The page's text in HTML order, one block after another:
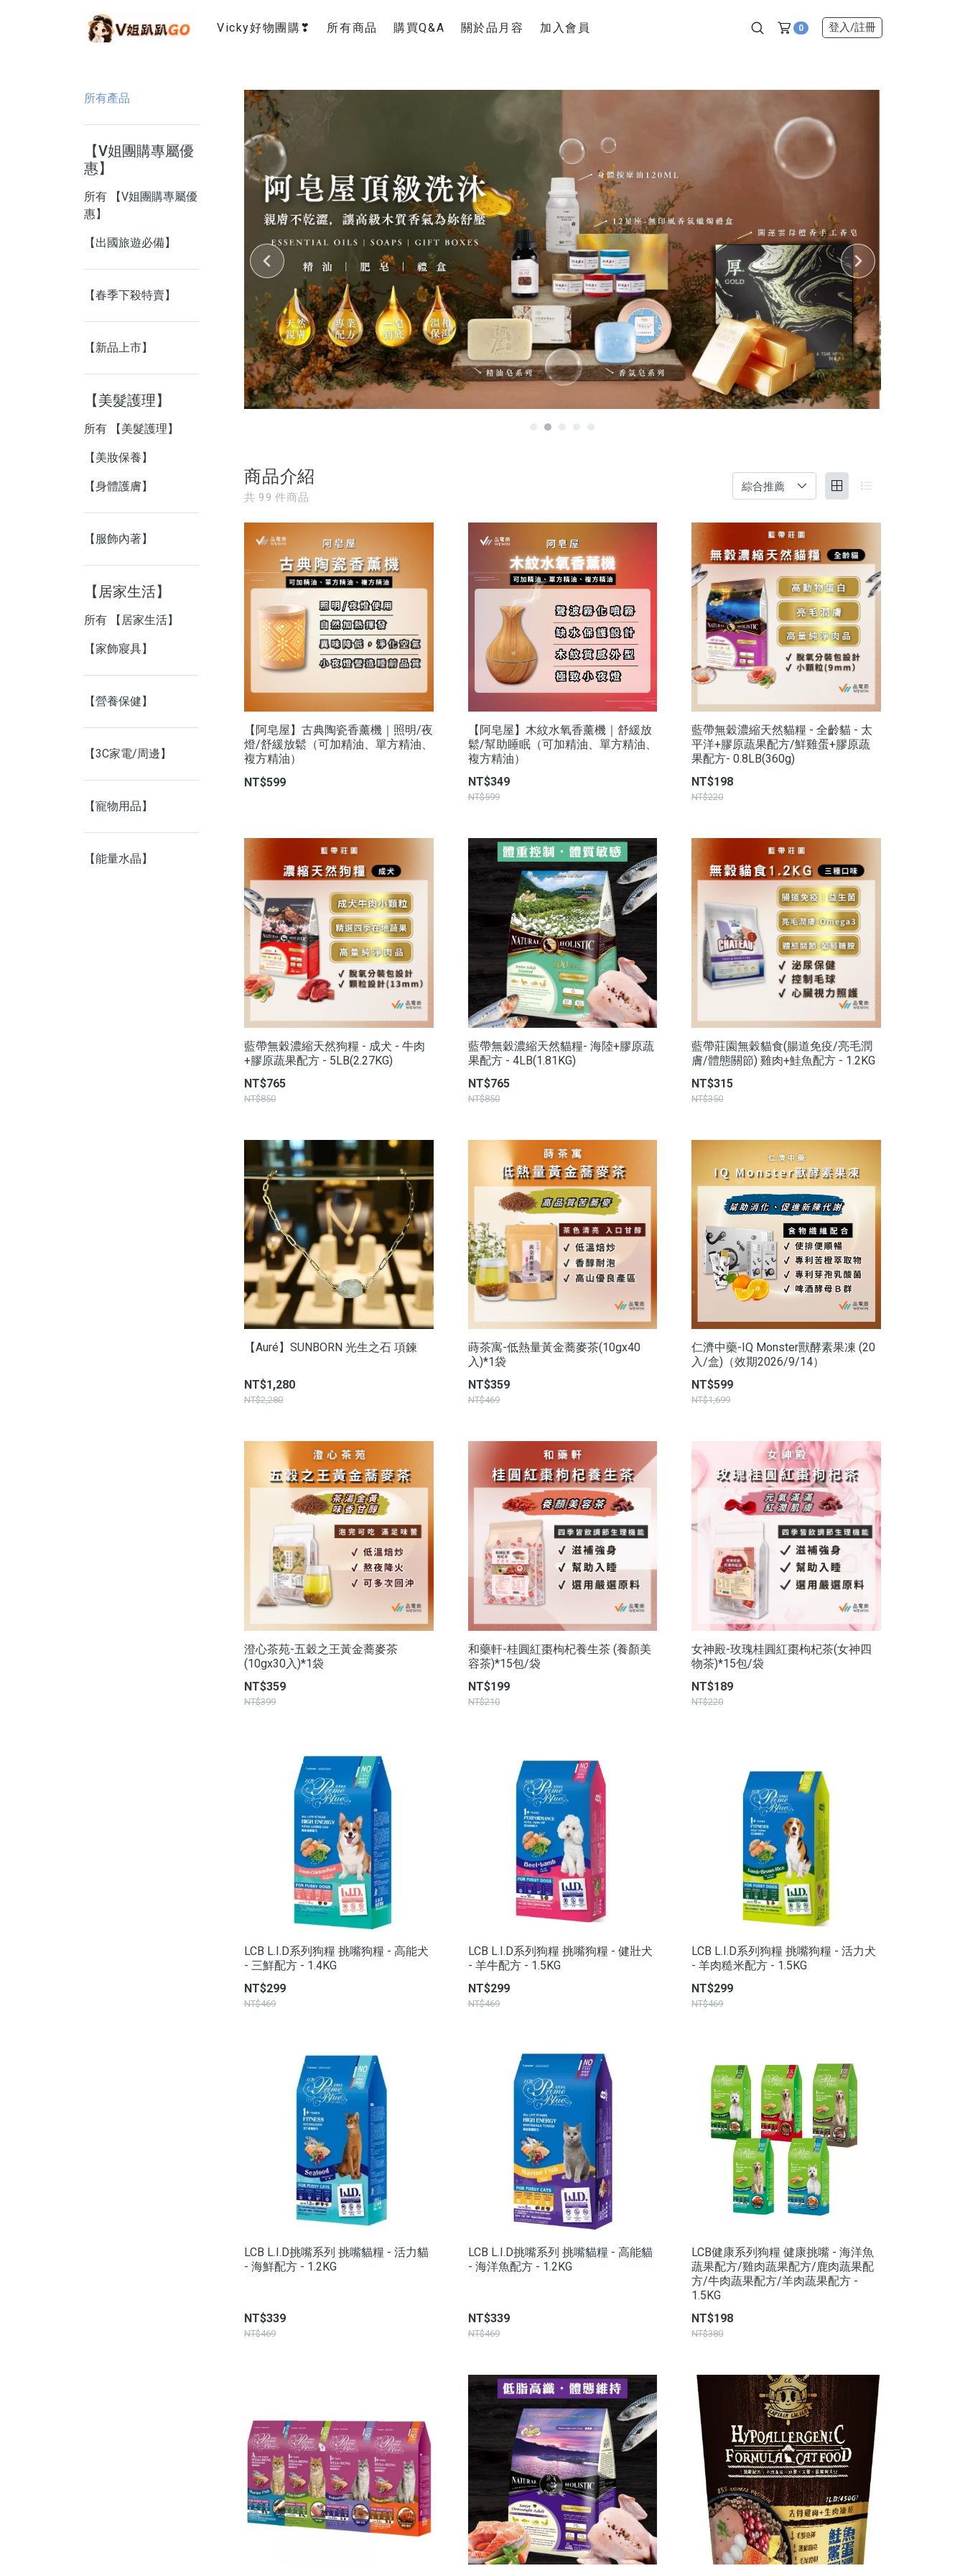
Vicky好物團購❣ 所有商品 購買Q&A
購物運送說明
關於品月容 加入會員 0 登入/註冊
所有產品
【V姐團購專屬優
惠】
所有 【V姐團購專屬優
惠】
【出國旅遊必備】
【春季下殺特賣】
【新品上市】
【美髮護理】
所有 【美髮護理】
【美妝保養】
【身體護膚】
【服飾內著】
【居家生活】
所有 【居家生活】
【家飾寢具】
【營養保健】
【3C家電/周邊】
【寵物用品】
【能量水晶】
商品介紹
共 99 件商品
【阿皂屋】古典陶瓷香薰機｜照明/夜
燈/舒緩放鬆（可加精油、單方精油、
複方精油）
NT$599
【阿皂屋】木紋水氧香薰機｜舒緩放
鬆/幫助睡眠（可加精油、單方精油、
複方精油）
NT$349
NT$599
藍帶無穀濃縮天然貓糧 - 全齡貓 - 太
平洋+膠原蔬果配方/鮮雞蛋+膠原蔬
果配方- 0.8LB(360g)
NT$198
NT$220
藍帶無穀濃縮天然狗糧 - 成犬 - 牛肉
+膠原蔬果配方 - 5LB(2.27KG)
NT$765
NT$850
藍帶無穀濃縮天然貓糧- 海陸+膠原蔬
果配方 - 4LB(1.81KG)
NT$765
NT$850
藍帶莊園無穀貓食(腸道免疫/亮毛潤
膚/體態關節) 雞肉+鮭魚配方 - 1.2KG
NT$315
NT$350
【Auré】SUNBORN 光生之石 項鍊
NT$1,280
NT$2,280
蒔茶寓-低熱量黃金蕎麥茶(10gx40
入)*1袋
NT$359
NT$469
仁濟中藥-IQ Monster獸酵素果凍 (20
入/盒)（效期2026/9/14）
NT$599
NT$1,699
澄心茶苑-五穀之王黃金蕎麥茶
(10gx30入)*1袋
NT$359
NT$399
和藥軒-桂圓紅棗枸杞養生茶 (養顏美
容茶)*15包/袋
NT$199
NT$210
女神殿-玫瑰桂圓紅棗枸杞茶(女神四
物茶)*15包/袋
NT$189
NT$220
LCB L.I.D系列狗糧 挑嘴狗糧 - 高能犬
- 三鮮配方 - 1.4KG
NT$299
NT$469
LCB L.I.D系列狗糧 挑嘴狗糧 - 健壯犬
- 羊牛配方 - 1.5KG
NT$299
NT$469
LCB L.I.D系列狗糧 挑嘴狗糧 - 活力犬
- 羊肉糙米配方 - 1.5KG
NT$299
NT$469
LCB L.I.D挑嘴系列 挑嘴貓糧 - 活力貓
- 海鮮配方 - 1.2KG
NT$339
NT$469
LCB L.I.D挑嘴系列 挑嘴貓糧 - 高能貓
- 海洋魚配方 - 1.2KG
NT$339
NT$469
LCB健康系列狗糧 健康挑嘴 - 海洋魚
蔬果配方/雞肉蔬果配方/鹿肉蔬果配
方/牛肉蔬果配方/羊肉蔬果配方 -
1.5KG
NT$198
NT$380